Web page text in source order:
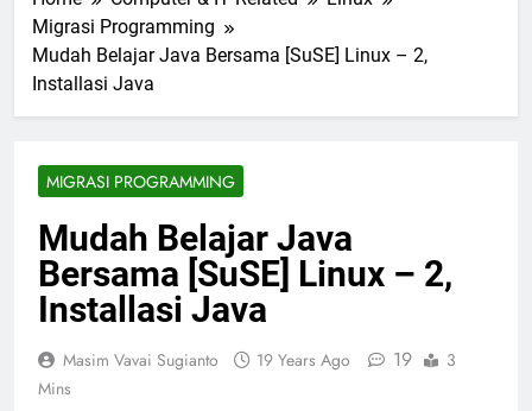
Migrasi Programming
Mudah Belajar Java Bersama [SuSE] Linux – 2,
Installasi Java
MIGRASI PROGRAMMING
Mudah Belajar Java
Bersama [SuSE] Linux – 2,
Installasi Java
Masim Vavai Sugianto 19 Years Ago 19
3
Mins